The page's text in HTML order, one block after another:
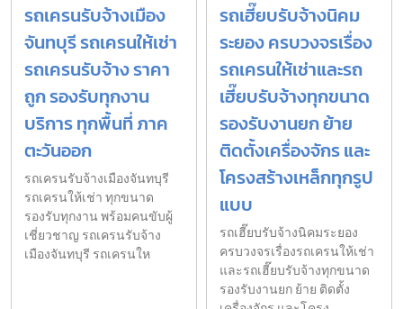
รถเครนรับจ้างเมือง
จันทบุรี รถเครนให้เช่า
รถเครนรับจ้าง ราคา
ถูก รองรับทุกงาน
บริการ ทุกพื้นที่ ภาค
ตะวันออก
รถเครนรับจ้างเมืองจันทบุรี
รถเครนให้เช่า ทุกขนาด
รองรับทุกงาน พร้อมคนขับผู้
เชี่ยวชาญ รถเครนรับจ้าง
เมืองจันทบุรี รถเครนให
รถเฮี๊ยบรับจ้างนิคม
ระยอง ครบวงจรเรื่อง
รถเครนให้เช่าและรถ
เฮี๊ยบรับจ้างทุกขนาด
รองรับงานยก ย้าย
ติดตั้งเครื่องจักร และ
โครงสร้างเหล็กทุกรูป
แบบ
รถเฮี๊ยบรับจ้างนิคมระยอง
ครบวงจรเรื่องรถเครนให้เช่า
และรถเฮี๊ยบรับจ้างทุกขนาด
รองรับงานยก ย้าย ติดตั้ง